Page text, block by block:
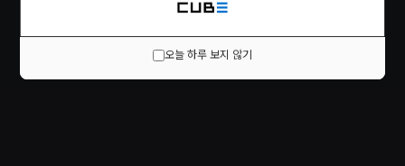
오늘 하루 보지 않기